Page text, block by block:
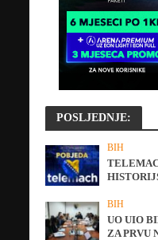
POSLJEDNJE:
BIH
BIH
UO UIO
ZA PRVU